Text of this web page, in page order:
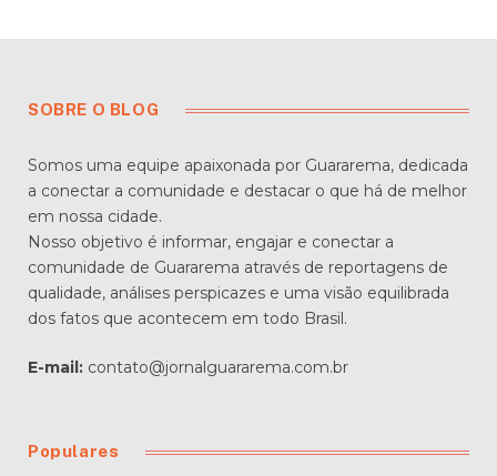
SOBRE O BLOG
Somos uma equipe apaixonada por Guararema, dedicada
a conectar a comunidade e destacar o que há de melhor
em nossa cidade.
Nosso objetivo é informar, engajar e conectar a
comunidade de Guararema através de reportagens de
qualidade, análises perspicazes e uma visão equilibrada
dos fatos que acontecem em todo Brasil.
E-mail: contato@jornalguararema.com.br
Populares